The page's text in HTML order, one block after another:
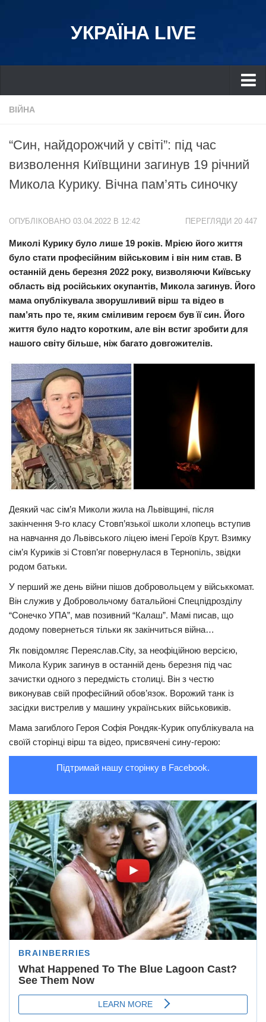
УКРАЇНА LIVE
Україна
Дніпро
Львів
Івано-Франківськ
Донбас
Одеса
Прикарпаття
Економіка
Політика
Світ
Цікаво
Наука
Технології
Історії
Рецепти
Привітання
Здоров’я
Події
Трагедії
Курйози
Суспільство
Культура
Шоу-біз
#Війна
ВІЙНА
“Син, найдорожчий у світі”: під час
визволення Київщини загинув 19 річний
Микола Курику. Вічна пам’ять синочку
ПЕРЕГЛЯДИ 20 447
ОПУБЛІКОВАНО 03.04.2022 В 12:42
Миколі Курику було лише 19 років. Мрією його життя
було стати професійним військовим і він ним став. В
останній день березня 2022 року, визволяючи Київську
область від російських окупантів, Микола загинув. Його
мама опублікувала зворушливий вірш та відео в
пам’ять про те, яким сміливим героєм був її син. Його
життя було надто коротким, але він встиг зробити для
нашого світу більше, ніж багато довгожителів.
Деякий час сім’я Миколи жила на Львівщині, після
закінчення 9-го класу Стовп’язької школи хлопець вступив
на навчання до Львівського ліцею імені Героїв Крут. Взимку
сім’я Куриків зі Стовп’яг повернулася в Тернопіль, звідки
родом батьки.
У перший же день війни пішов добровольцем у військкомат.
Він служив у Добровольчому батальйоні Спецпідрозділу
“Сонечко УПА”, мав позивний “Калаш”. Мамі писав, що
додому повернеться тільки як закінчиться війна…
Як повідомляє Переяслав.City, за неофіційною версією,
Микола Курик загинув в останній день березня під час
зачистки одного з передмість столиці. Він з честю
виконував свій професійний обов’язок. Ворожий танк із
засідки вистрелив у машину українських військовиків.
Мама загиблого Героя Софія Рондяк-Курик опублікувала на
своїй сторінці вірш та відео, присвячені сину-герою:
Підтримай нашу сторінку в Facebook.